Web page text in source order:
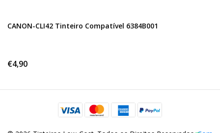
CANON-CLI42 Tinteiro Compatível 6384B001
€4,90